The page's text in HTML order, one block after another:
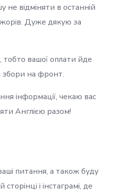
не відміняти в останній
Дуже дякую за
тобто вашої оплати йде
збори на фронт.
інформації, чекаю вас
Англією разом!
питання, а також буду
і інстаграмі, де